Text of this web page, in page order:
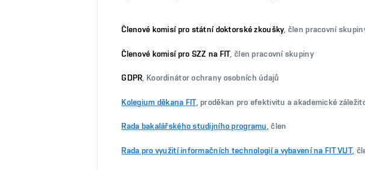
Členové komisí pro státní doktorské zkoušky, člen pracovní
Členové komisí pro SZZ na FIT, člen pracovní skupiny
GDPR , Koordinátor ochrany osobních údajů
Kolegium děkana FIT, proděkan pro efektivitu a akademické
Rada bakalářského studijního programu , člen
Rada pro využití informačních technologií a vybavení na FIT VUT,